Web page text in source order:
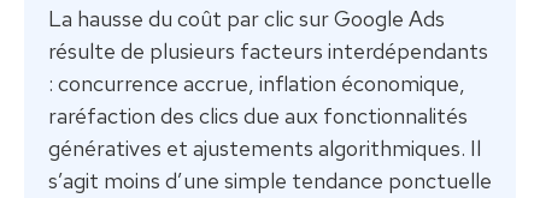
La hausse du coût par clic sur Google Ads
résulte de plusieurs facteurs interdépendants
: concurrence accrue, inflation économique,
raréfaction des clics due aux fonctionnalités
génératives et ajustements algorithmiques. Il
s’agit moins d’une simple tendance ponctuelle